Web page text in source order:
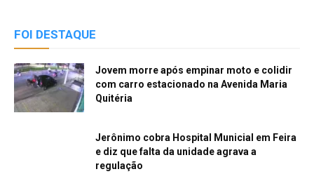
FOI DESTAQUE
Jovem morre após empinar moto e colidir
com carro estacionado na Avenida Maria
Quitéria
Jerônimo cobra Hospital Municial em Feira
e diz que falta da unidade agrava a
regulação